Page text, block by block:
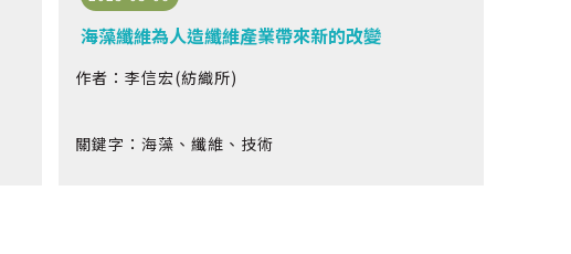
海藻纖維為人造纖維產業帶來新的改變
作者：李信宏(紡織所)
關鍵字：海藻、纖維、技術